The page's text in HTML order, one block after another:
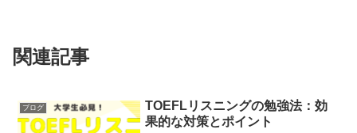
関連記事
ブログ
TOEFLリスニングの勉強法：効
果的な対策とポイント